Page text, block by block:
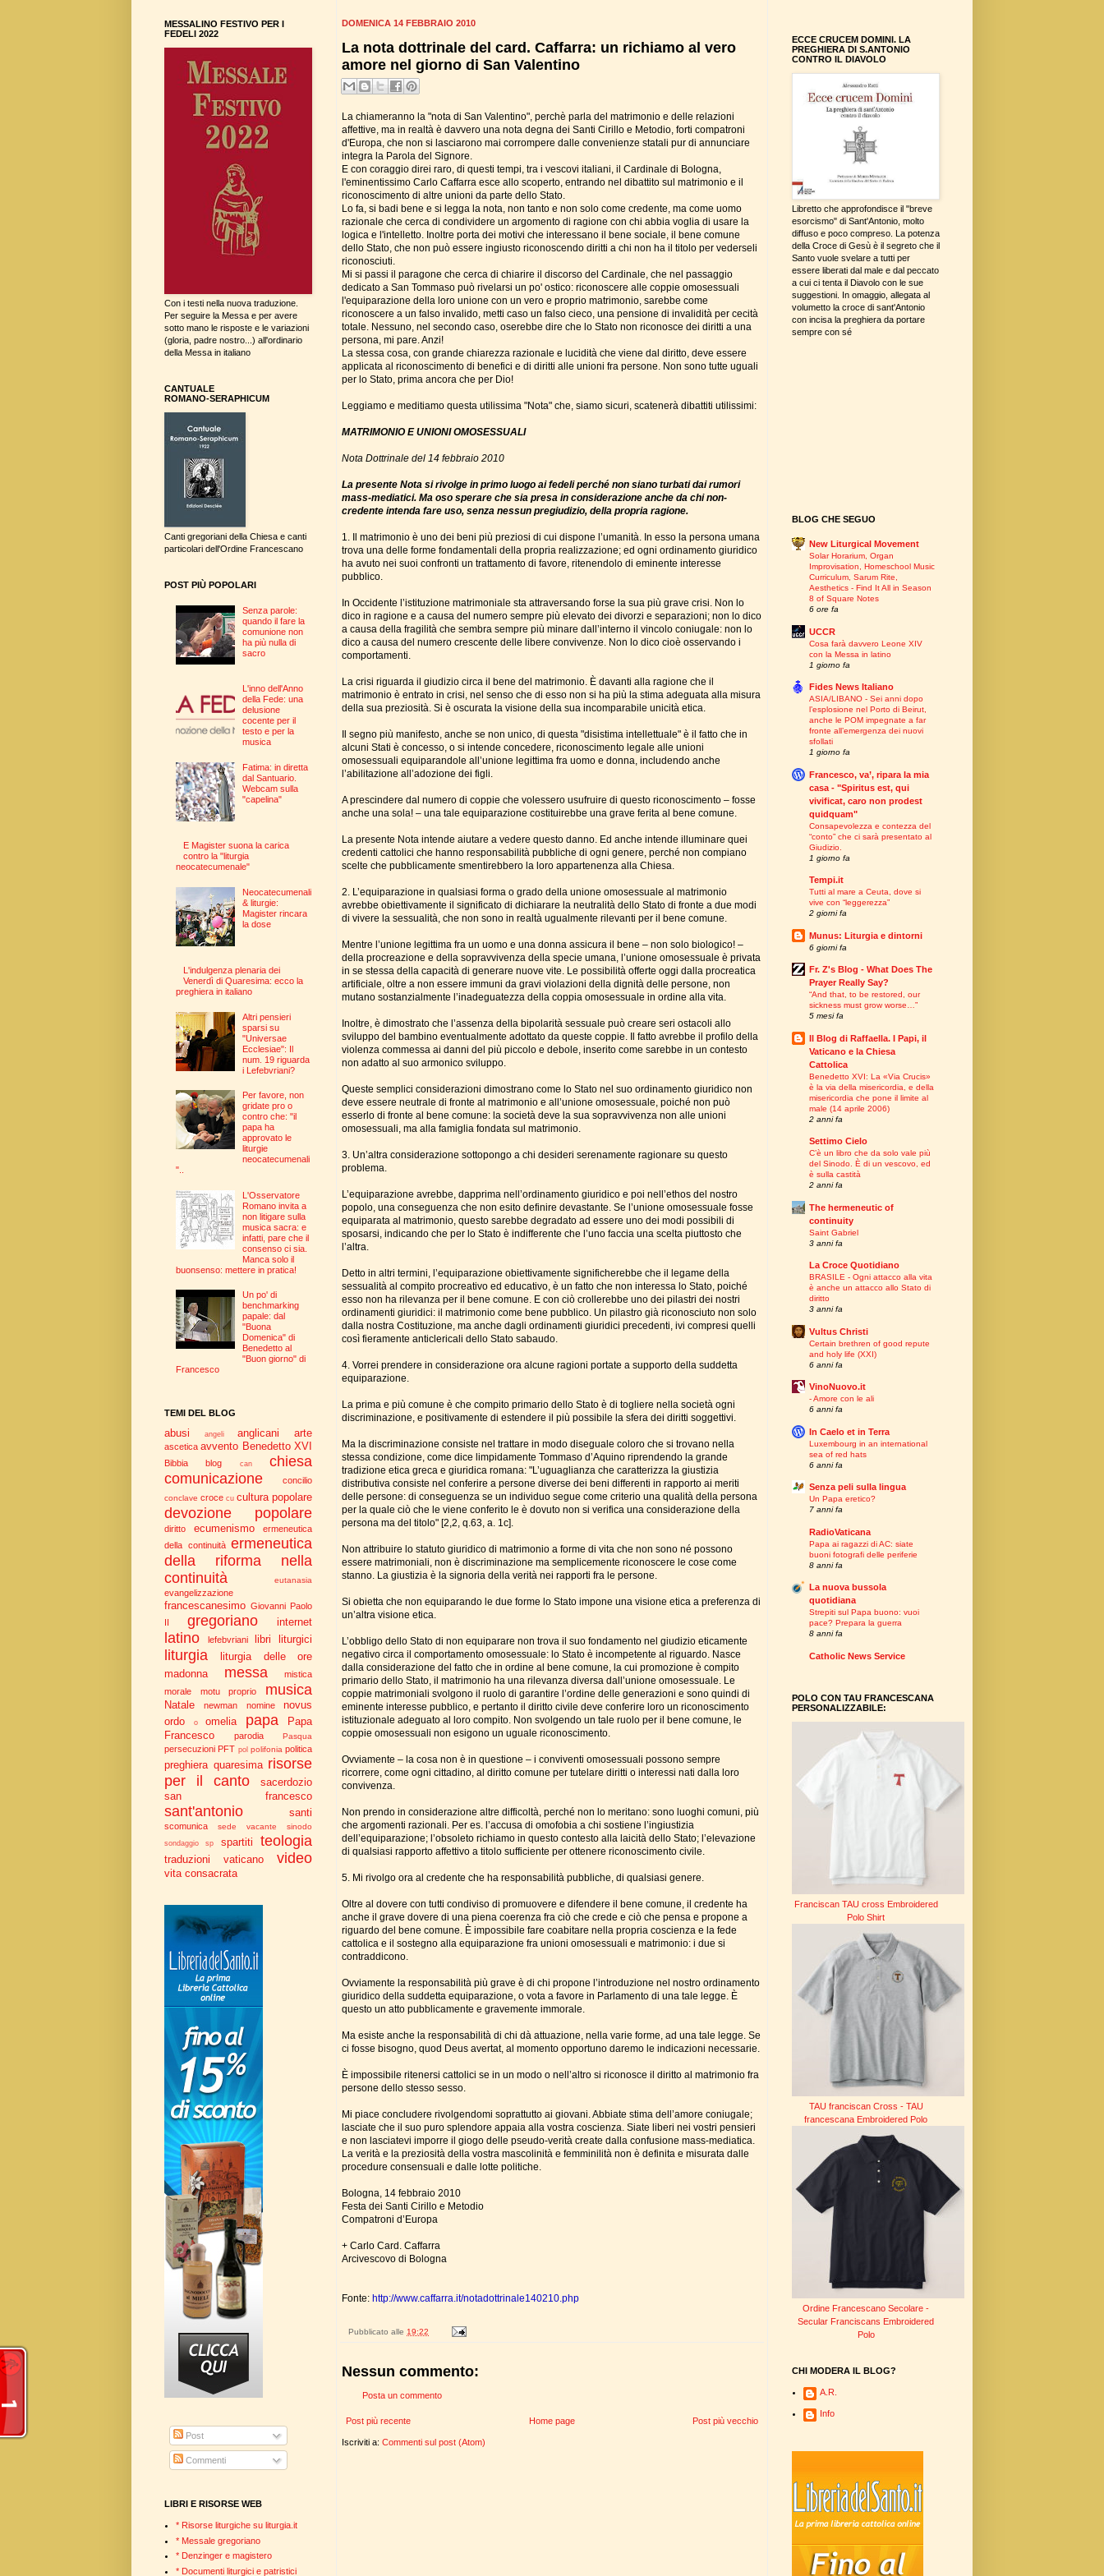
DOMENICA 14 FEBBRAIO 2010
La nota dottrinale del card. Caffarra: un richiamo al vero
amore nel giorno di San Valentino
La chiameranno la "nota di San Valentino", perchè parla del matrimonio e delle relazioni
affettive, ma in realtà è davvero una nota degna dei Santi Cirillo e Metodio, forti compatroni
d'Europa, che non si lasciarono mai corrompere dalle convenienze statali pur di annunciare
integra la Parola del Signore.
E con coraggio direi raro, di questi tempi, tra i vescovi italiani, il Cardinale di Bologna,
l'eminentissimo Carlo Caffarra esce allo scoperto, entrando nel dibattito sul matrimonio e il
riconoscimento di altre unioni da parte dello Stato.
Lo fa, si badi bene e si legga la nota, non tanto e non solo come credente, ma come uomo
razionale che cerca di condividere un argomento di ragione con chi abbia voglia di usare la
logica e l'intelletto. Inoltre porta dei motivi che interessano il bene sociale, il bene comune
dello Stato, che non può essere ingiusto riconoscendo diritti a chi non ha il titolo per vederseli
riconosciuti.
Mi si passi il paragone che cerca di chiarire il discorso del Cardinale, che nel passaggio
dedicato a San Tommaso può rivelarsi un po' ostico: riconoscere alle coppie omosessuali
l'equiparazione della loro unione con un vero e proprio matrimonio, sarebbe come
riconoscere a un falso invalido, metti caso un falso cieco, una pensione di invalidità per cecità
totale. Nessuno, nel secondo caso, oserebbe dire che lo Stato non riconosce dei diritti a una
persona, mi pare. Anzi!
La stessa cosa, con grande chiarezza razionale e lucidità che viene dal diritto, deve essere
applicata al riconoscimento di benefici e di diritti alle unioni fra persone. Non sono tutte uguali
per lo Stato, prima ancora che per Dio!
Leggiamo e meditiamo questa utilissima "Nota" che, siamo sicuri, scatenerà dibattiti utilissimi:
MATRIMONIO E UNIONI OMOSESSUALI
Nota Dottrinale del 14 febbraio 2010
La presente Nota si rivolge in primo luogo ai fedeli perché non siano turbati dai rumori
mass-mediatici. Ma oso sperare che sia presa in considerazione anche da chi non-
credente intenda fare uso, senza nessun pregiudizio, della propria ragione.
1. Il matrimonio è uno dei beni più preziosi di cui dispone l’umanità. In esso la persona umana
trova una delle forme fondamentali della propria realizzazione; ed ogni ordinamento giuridico
ha avuto nei suoi confronti un trattamento di favore, ritenendolo di eminente interesse
pubblico.
In Occidente l’istituzione matrimoniale sta attraversando forse la sua più grave crisi. Non lo
dico in ragione e a causa del numero sempre più elevato dei divorzi e separazioni; non lo dico
a causa della fragilità che sembra sempre più minare dall’interno il vincolo coniugale: non lo
dico a causa del numero crescente delle libere convivenze. Non lo dico cioè osservando i
comportamenti.
La crisi riguarda il giudizio circa il bene del matrimonio. È davanti alla ragione che il
matrimonio è entrato in crisi, nel senso che di esso non si ha più la stima adeguata alla misura
della sua preziosità. Si è oscurata la visione della sua incomparabile unicità etica.
Il segno più manifesto, anche se non unico, di questa "disistima intellettuale" è il fatto che in
alcuni Stati è concesso, o si intende concedere, riconoscimento legale alle unioni
omosessuali equiparandole all’unione legittima fra uomo e donna, includendo anche
l’abilitazione all’adozione dei figli.
A prescindere dal numero di coppie che volessero usufruire di questo riconoscimento – fosse
anche una sola! – una tale equiparazione costituirebbe una grave ferita al bene comune.
La presente Nota intende aiutare a vedere questo danno. Ed anche intende illuminare quei
credenti cattolici che hanno responsabilità pubbliche di ogni genere, perché non compiano
scelte che pubblicamente smentirebbero la loro appartenenza alla Chiesa.
2. L’equiparazione in qualsiasi forma o grado della unione omosessuale al matrimonio
avrebbe obiettivamente il significato di dichiarare la neutralità dello Stato di fronte a due modi
di vivere la sessualità, che non sono in realtà ugualmente rilevanti per il bene comune.
Mentre l’unione legittima fra un uomo e una donna assicura il bene – non solo biologico! –
della procreazione e della sopravvivenza della specie umana, l’unione omosessuale è privata
in se stessa della capacità di generare nuove vite. Le possibilità offerte oggi dalla procreatica
artificiale, oltre a non essere immuni da gravi violazioni della dignità delle persone, non
mutano sostanzialmente l’inadeguatezza della coppia omosessuale in ordine alla vita.
Inoltre, è dimostrato che l’assenza della bipolarità sessuale può creare seri ostacoli allo
sviluppo del bambino eventualmente adottato da queste coppie. Il fatto avrebbe il profilo della
violenza commessa ai danni del più piccolo e debole, inserito come sarebbe in un contesto
non adatto al suo armonico sviluppo.
Queste semplici considerazioni dimostrano come lo Stato nel suo ordinamento giuridico non
deve essere neutrale di fronte al matrimonio e all’unione omosessuale, poiché non può
esserlo di fronte al bene comune: la società deve la sua sopravvivenza non alle unioni
omosessuali, ma alla famiglia fondata sul matrimonio.
3. Un’altra considerazione sottopongo a chi desideri serenamente ragionare su questo
problema.
L’equiparazione avrebbe, dapprima nell’ordinamento giuridico e poi nell’ethos del nostro
popolo, una conseguenza che non esito definire devastante. Se l’unione omosessuale fosse
equiparata al matrimonio, questo sarebbe degradato ad essere uno dei modi possibili di
sposarsi, indicando che per lo Stato è indifferente che l’uno faccia una scelta piuttosto che
l’altra.
Detto in altri termini, l’equiparazione obiettivamente significherebbe che il legame della
sessualità al compito procreativo ed educativo, è un fatto che non interessa lo Stato, poiché
esso non ha rilevanza per il bene comune. E con ciò crollerebbe uno dei pilastri dei nostri
ordinamenti giuridici: il matrimonio come bene pubblico. Un pilastro già riconosciuto non solo
dalla nostra Costituzione, ma anche dagli ordinamenti giuridici precedenti, ivi compresi quelli
così fieramente anticlericali dello Stato sabaudo.
4. Vorrei prendere in considerazione ora alcune ragioni portate a supporto della suddetta
equiparazione.
La prima e più comune è che compito primario dello Stato è di togliere nella società ogni
discriminazione, e positivamente di estendere il più possibile la sfera dei diritti soggettivi.
Ma la discriminazione consiste nel trattare in modo diseguale coloro che si trovano nella
stessa condizione, come dice limpidamente Tommaso d’Aquino riprendendo la grande
tradizione etica greca e giuridica romana: "L’uguaglianza che caratterizza la giustizia
distributiva consiste nel conferire a persone diverse dei beni differenti in rapporto ai meriti
delle persone: di conseguenza se un individuo segue come criterio una qualità della persona
per la quale ciò che le viene conferito le è dovuto non si verifica una considerazione della
persona ma del titolo" [2,2, q.63, a. 1c].
Non attribuire lo statuto giuridico di matrimonio a forme di vita che non sono né possono
essere matrimoniali, non è discriminazione ma semplicemente riconoscere le cose come
stanno. La giustizia è la signoria della verità nei rapporti fra le persone.
Si obietta che non equiparando le due forme lo Stato impone una visione etica a preferenza di
un’altra visione etica.
L’obbligo dello Stato di non equiparare non trova il suo fondamento nel giudizio eticamente
negativo circa il comportamento omosessuale: lo Stato è incompetente al riguardo. Nasce
dalla considerazione del fatto che in ordine al bene comune, la cui promozione è compito
primario dello Stato, il matrimonio ha una rilevanza diversa dall’unione omosessuale. Le
coppie matrimoniali svolgono il ruolo di garantire l’ordine delle generazioni e sono quindi di
eminente interesse pubblico, e pertanto il diritto civile deve conferire loro un riconoscimento
istituzionale adeguato al loro compito. Non svolgendo un tale ruolo per il bene comune, le
coppie omosessuali non esigono un uguale riconoscimento.
Ovviamente – la cosa non è in questione – i conviventi omosessuali possono sempre
ricorrere, come ogni cittadino, al diritto comune per tutelare diritti o interessi nati dalla loro
convivenza.
Non prendo in considerazione altre difficoltà, perché non lo meritano: sono luoghi comuni, più
che argomenti razionali. Per es. l’accusa di omofobia a chi sostiene l’ingiustizia
dell’equiparazione; l’obsoleto richiamo in questo contesto alla laicità dello Stato; l’elevazione
di qualsiasi rapporto affettivo a titolo sufficiente per ottenere riconoscimento civile.
5. Mi rivolgo ora al credente che ha responsabilità pubbliche, di qualsiasi genere.
Oltre al dovere con tutti condiviso di promuovere e difendere il bene comune, il credente ha
anche il grave dovere di una piena coerenza fra ciò che crede e ciò che pensa e propone a
riguardo del bene comune. È impossibile fare coabitare nella propria coscienza e la fede
cattolica e il sostegno alla equiparazione fra unioni omosessuali e matrimonio: i due si
contraddicono.
Ovviamente la responsabilità più grave è di chi propone l’introduzione nel nostro ordinamento
giuridico della suddetta equiparazione, o vota a favore in Parlamento di una tale legge. È
questo un atto pubblicamente e gravemente immorale.
Ma esiste anche la responsabilità di chi dà attuazione, nella varie forme, ad una tale legge. Se
ci fosse bisogno, quod Deus avertat, al momento opportuno daremo le indicazioni necessarie.
È impossibile ritenersi cattolici se in un modo o nell’altro si riconosce il diritto al matrimonio fra
persone dello stesso sesso.
Mi piace concludere rivolgendomi soprattutto ai giovani. Abbiate stima dell’amore coniugale;
lasciate che il suo puro splendore appaia alla vostra coscienza. Siate liberi nei vostri pensieri
e non lasciatevi imporre il giogo delle pseudo-verità create dalla confusione mass-mediatica.
La verità e la preziosità della vostra mascolinità e femminilità non è definita e misurata dalle
procedure consensuali e dalle lotte politiche.
Bologna, 14 febbraio 2010
Festa dei Santi Cirillo e Metodio
Compatroni d’Europa
+ Carlo Card. Caffarra
Arcivescovo di Bologna
Fonte: http://www.caffarra.it/notadottrinale140210.php
Pubblicato alle 19:22
Nessun commento:
Posta un commento
Post più recente Post più vecchio
Home page
Iscriviti a: Commenti sul post (Atom)
MESSALINO FESTIVO PER I
FEDELI 2022
Con i testi nella nuova traduzione.
Per seguire la Messa e per avere
sotto mano le risposte e le variazioni
(gloria, padre nostro...) all'ordinario
della Messa in italiano
CANTUALE
ROMANO-SERAPHICUM
Canti gregoriani della Chiesa e canti
particolari dell'Ordine Francescano
POST PIÙ POPOLARI
Senza parole:
quando il fare la
comunione non
ha più nulla di
sacro
L'inno dell'Anno
della Fede: una
delusione
cocente per il
testo e per la
musica
Fatima: in diretta
dal Santuario.
Webcam sulla
"capelina"
E Magister suona la carica
contro la "liturgia
neocatecumenale"
Neocatecumenali
& liturgie:
Magister rincara
la dose
L'indulgenza plenaria dei
Venerdì di Quaresima: ecco la
preghiera in italiano
Altri pensieri
sparsi su
"Universae
Ecclesiae": Il
num. 19 riguarda
i Lefebvriani?
Per favore, non
gridate pro o
contro che: "il
papa ha
approvato le
liturgie
neocatecumenali
"..
L'Osservatore
Romano invita a
non litigare sulla
musica sacra: e
infatti, pare che il
consenso ci sia.
Manca solo il
buonsenso: mettere in pratica!
Un po' di
benchmarking
papale: dal
"Buona
Domenica" di
Benedetto al
"Buon giorno" di
Francesco
TEMI DEL BLOG
abusi angeli anglicani arte
ascetica avvento Benedetto XVI
Bibbia blog can
chiesa
comunicazione
concilio
conclave croce cu cultura popolare
devozione popolare
diritto ecumenismo
ermeneutica
della continuità ermeneutica
della riforma nella
continuità
eutanasia
evangelizzazione
francescanesimo Giovanni Paolo
gregoriano internet
latino lefebvriani libri liturgici
liturgia
liturgia delle ore
madonna
messa
mistica
morale
motu proprio musica
Natale newman nomine
novus
ordo
o omelia papa
Papa
Francesco
parodia Pasqua
persecuzioni PFT pol polifonia politica
preghiera quaresima risorse
per il canto
sacerdozio
san francesco
sant'antonio santi
scomunica sede vacante sinodo
sondaggio sp spartiti teologia
traduzioni vaticano video
vita consacrata
Post
Commenti
LIBRI E RISORSE WEB
* Risorse liturgiche su liturgia.it
* Messale gregoriano
* Denzinger e magistero
* Documenti liturgici e patristici
ECCE CRUCEM DOMINI. LA
PREGHIERA DI S.ANTONIO
CONTRO IL DIAVOLO
Libretto che approfondisce il "breve
esorcismo" di Sant'Antonio, molto
diffuso e poco compreso. La potenza
della Croce di Gesù è il segreto che il
Santo vuole svelare a tutti per
essere liberati dal male e dal peccato
a cui ci tenta il Diavolo con le sue
suggestioni. In omaggio, allegata al
volumetto la croce di sant'Antonio
con incisa la preghiera da portare
sempre con sé
BLOG CHE SEGUO
New Liturgical Movement
Solar Horarium, Organ
Improvisation, Homeschool Music
Curriculum, Sarum Rite,
Aesthetics - Find It All in Season
8 of Square Notes
6 ore fa
UCCR
Cosa farà davvero Leone XIV
con la Messa in latino
1 giorno fa
Fides News Italiano
ASIA/LIBANO - Sei anni dopo
l’esplosione nel Porto di Beirut,
anche le POM impegnate a far
fronte all’emergenza dei nuovi
sfollati
1 giorno fa
Francesco, va’, ripara la mia
casa - "Spiritus est, qui
vivificat, caro non prodest
quidquam"
Consapevolezza e contezza del
“conto” che ci sarà presentato al
Giudizio.
1 giorno fa
Tempi.it
Tutti al mare a Ceuta, dove si
vive con “leggerezza”
2 giorni fa
Munus: Liturgia e dintorni
6 giorni fa
Fr. Z's Blog - What Does The
Prayer Really Say?
“And that, to be restored, our
sickness must grow worse…”
5 mesi fa
Il Blog di Raffaella. I Papi, il
Vaticano e la Chiesa
Cattolica
Benedetto XVI: La «Via Crucis»
è la via della misericordia, e della
misericordia che pone il limite al
male (14 aprile 2006)
2 anni fa
Settimo Cielo
C’è un libro che da solo vale più
del Sinodo. È di un vescovo, ed
è sulla castità
2 anni fa
The hermeneutic of
continuity
Saint Gabriel
3 anni fa
La Croce Quotidiano
BRASILE - Ogni attacco alla vita
è anche un attacco allo Stato di
diritto
3 anni fa
Vultus Christi
Certain brethren of good repute
and holy life (XXI)
6 anni fa
VinoNuovo.it
- Amore con le ali
6 anni fa
In Caelo et in Terra
Luxembourg in an international
sea of red hats
6 anni fa
Senza peli sulla lingua
Un Papa eretico?
7 anni fa
RadioVaticana
Papa ai ragazzi di AC: siate
buoni fotografi delle periferie
8 anni fa
La nuova bussola
quotidiana
Strepiti sul Papa buono: vuoi
pace? Prepara la guerra
8 anni fa
Catholic News Service
POLO CON TAU FRANCESCANA
PERSONALIZZABILE:
Franciscan TAU cross Embroidered
Polo Shirt
TAU franciscan Cross - TAU
francescana Embroidered Polo
Ordine Francescano Secolare -
Secular Franciscans Embroidered
Polo
CHI MODERA IL BLOG?
A.R.
Info